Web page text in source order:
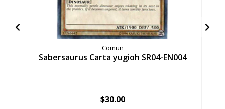
Comun
Sabersaurus Carta yugioh SR04-EN004
$30.00